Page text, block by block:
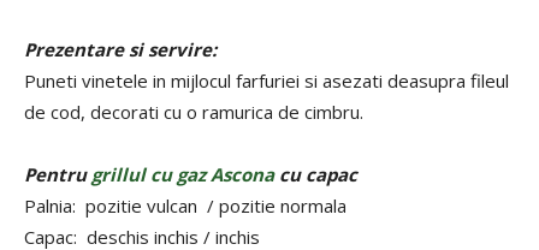
Prezentare si servire:
Puneti vinetele in mijlocul farfuriei si asezati deasupra fileul
de cod, decorati cu o ramurica de cimbru.
Pentru grillul cu gaz Asconacu capac
Palnia: pozitie vulcan / pozitie normala
Capac: deschis inchis / inchis